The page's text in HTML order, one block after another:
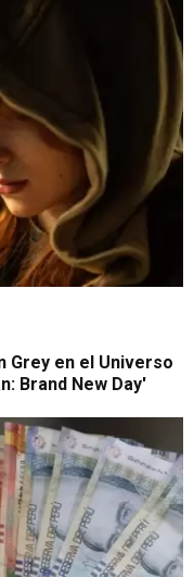
Grey en el Universo
Brand New Day'